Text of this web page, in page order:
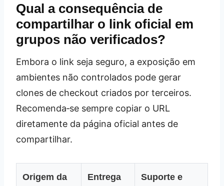
Qual a consequência de
compartilhar o link oficial em
grupos não verificados?
Embora o link seja seguro, a exposição em
ambientes não controlados pode gerar
clones de checkout criados por terceiros.
Recomenda‑se sempre copiar o URL
diretamente da página oficial antes de
compartilhar.
Origem da
Entrega
Suporte e